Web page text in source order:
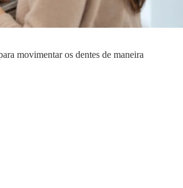
movimentar os dentes de maneira